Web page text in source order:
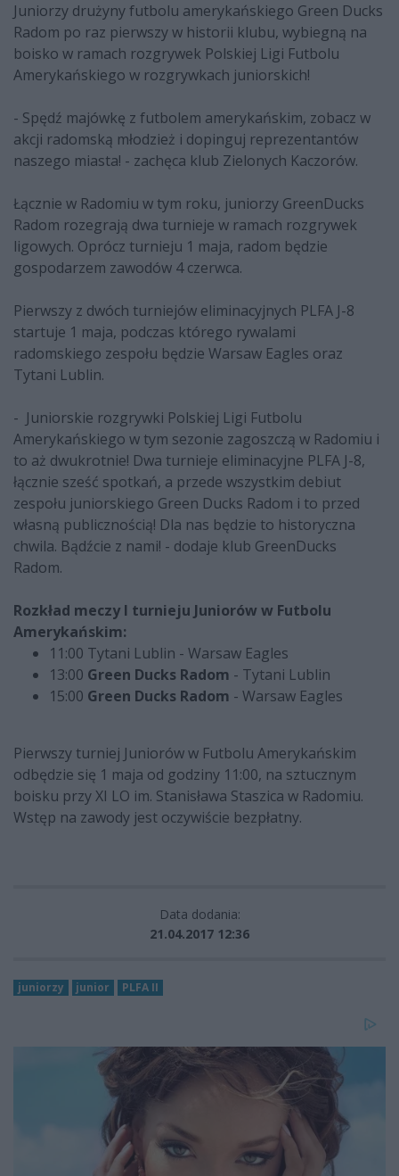
Juniorzy drużyny futbolu amerykańskiego Green Ducks
Radom po raz pierwszy w historii klubu, wybiegną na
boisko w ramach rozgrywek Polskiej Ligi Futbolu
Amerykańskiego w rozgrywkach juniorskich!
- Spędź majówkę z futbolem amerykańskim, zobacz w
akcji radomską młodzież i dopinguj reprezentantów
naszego miasta! - zachęca klub Zielonych Kaczorów.
Łącznie w Radomiu w tym roku, juniorzy GreenDucks
Radom rozegrają dwa turnieje w ramach rozgrywek
ligowych. Oprócz turnieju 1 maja, radom będzie
gospodarzem zawodów 4 czerwca.
Pierwszy z dwóch turniejów eliminacyjnych PLFA J-8
startuje 1 maja, podczas którego rywalami
radomskiego zespołu będzie Warsaw Eagles oraz
Tytani Lublin.
- Juniorskie rozgrywki Polskiej Ligi Futbolu
Amerykańskiego w tym sezonie zagoszczą w Radomiu i
to aż dwukrotnie! Dwa turnieje eliminacyjne PLFA J-8,
łącznie sześć spotkań, a przede wszystkim debiut
zespołu juniorskiego Green Ducks Radom i to przed
własną publicznością! Dla nas będzie to historyczna
chwila. Bądźcie z nami! - dodaje klub GreenDucks
Radom.
Rozkład meczy I turnieju Juniorów w Futbolu
Amerykańskim:
11:00 Tytani Lublin - Warsaw Eagles
13:00 Green Ducks Radom - Tytani Lublin
15:00 Green Ducks Radom - Warsaw Eagles
Pierwszy turniej Juniorów w Futbolu Amerykańskim
odbędzie się 1 maja od godziny 11:00, na sztucznym
boisku przy XI LO im. Stanisława Staszica w Radomiu.
Wstęp na zawody jest oczywiście bezpłatny.
Data dodania:
21.04.2017 12:36
juniorzy junior PLFA II